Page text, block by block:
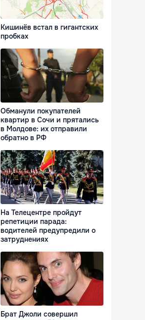
Кишинёв встал в гигантских
пробках
Обманули покупателей
квартир в Сочи и прятались
в Молдове: их отправили
обратно в РФ
На Телецентре пройдут
репетиции парада:
водителей предупредили о
затруднениях
Брат Джоли совершил